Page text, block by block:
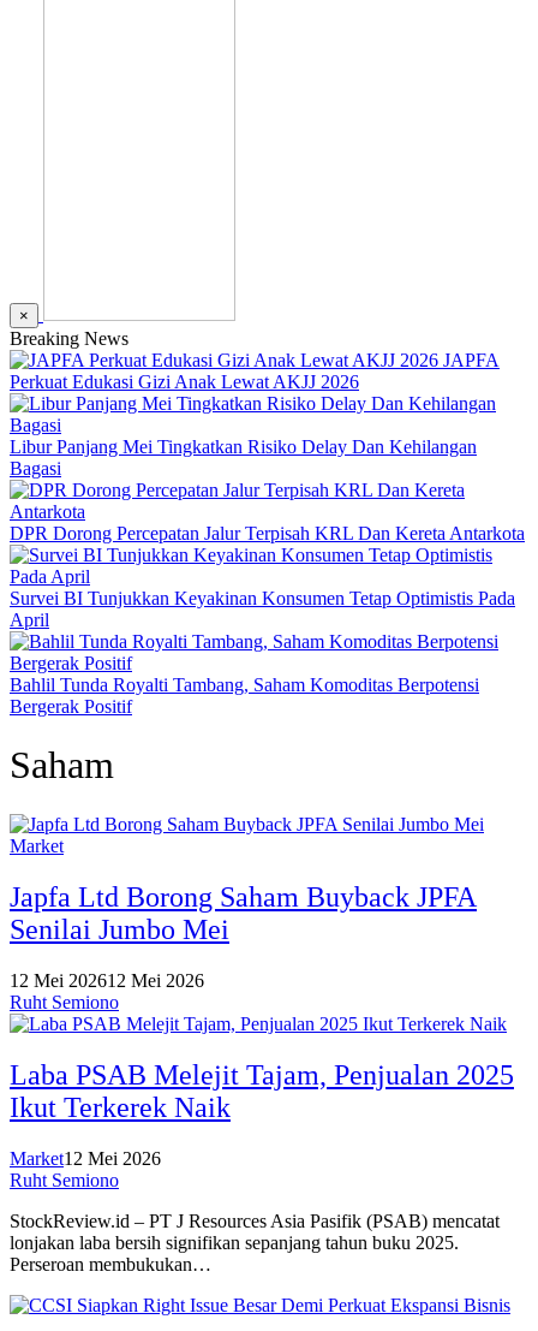
×
Breaking News
JAPFA
Perkuat Edukasi Gizi Anak Lewat AKJJ 2026
Libur Panjang Mei Tingkatkan Risiko Delay Dan Kehilangan
Bagasi
DPR Dorong Percepatan Jalur Terpisah KRL Dan Kereta Antarkota
Survei BI Tunjukkan Keyakinan Konsumen Tetap Optimistis Pada
April
Bahlil Tunda Royalti Tambang, Saham Komoditas Berpotensi
Bergerak Positif
Saham
Market
Japfa Ltd Borong Saham Buyback JPFA
Senilai Jumbo Mei
12 Mei 202612 Mei 2026
Ruht Semiono
Laba PSAB Melejit Tajam, Penjualan 2025
Ikut Terkerek Naik
Market12 Mei 2026
Ruht Semiono
StockReview.id – PT J Resources Asia Pasifik (PSAB) mencatat
lonjakan laba bersih signifikan sepanjang tahun buku 2025.
Perseroan membukukan…